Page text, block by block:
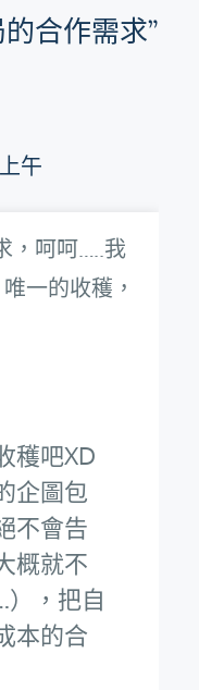
合作需求”
午
，呵呵…..我
一的收穫，
穫吧XD
企圖包
不會告
概就不
，把自
本的合